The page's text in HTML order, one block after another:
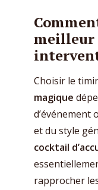
meilleur
Choisir le
magique
d’événement
et du style
cocktail
rapprocher